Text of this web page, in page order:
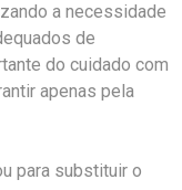
a necessidade
de
do cuidado com
apenas pela
para substituir o